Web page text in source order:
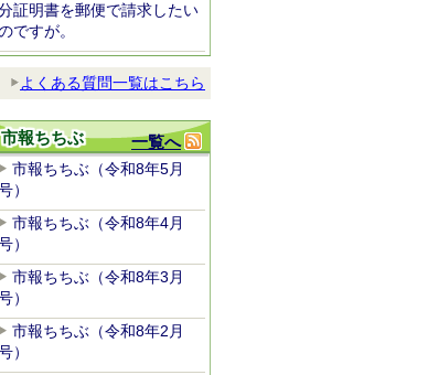
証明書を郵便で請求したい
ですが。
よくある質問一覧はこちら
一覧へ
市報ちちぶ
市報ちちぶ（令和8年5月
）
市報ちちぶ（令和8年4月
）
市報ちちぶ（令和8年3月
）
市報ちちぶ（令和8年2月
）